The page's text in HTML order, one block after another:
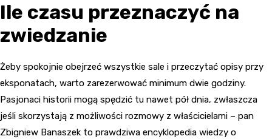
Ile czasu przeznaczyć na
zwiedzanie
Żeby spokojnie obejrzeć wszystkie sale i przeczytać opisy przy
eksponatach, warto zarezerwować minimum dwie godziny.
Pasjonaci historii mogą spędzić tu nawet pół dnia, zwłaszcza
jeśli skorzystają z możliwości rozmowy z właścicielami – pan
Zbigniew Banaszek to prawdziwa encyklopedia wiedzy o